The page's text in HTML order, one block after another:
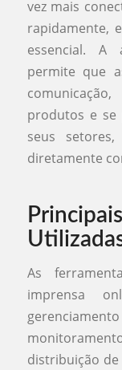
vez mais
rapidamente,
essencial. A
permite que
produtos e se
seus
diretamente
As
imprensa
distribuição de